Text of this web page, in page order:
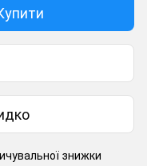
знижки